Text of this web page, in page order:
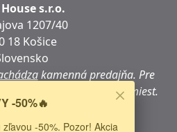
House s.r.o.
1207/40
18 Košice
kamenná predajňa. Pre
z našich predajných miest.
-50%🔥
-50%. Pozor! Akcia